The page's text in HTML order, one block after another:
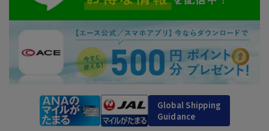
Global Shipping
Guidance